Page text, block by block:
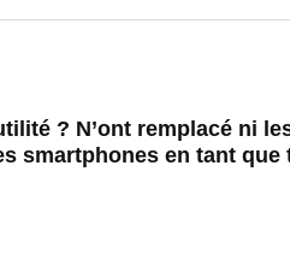
? N’ont remplacé ni
smartphones en tant que